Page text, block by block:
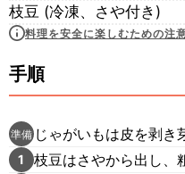
枝豆 (冷凍、さや付き)
料理を安全に楽しむための注
手順
準備 じゃがいもは皮を剥き
1 枝豆はさやから出し、